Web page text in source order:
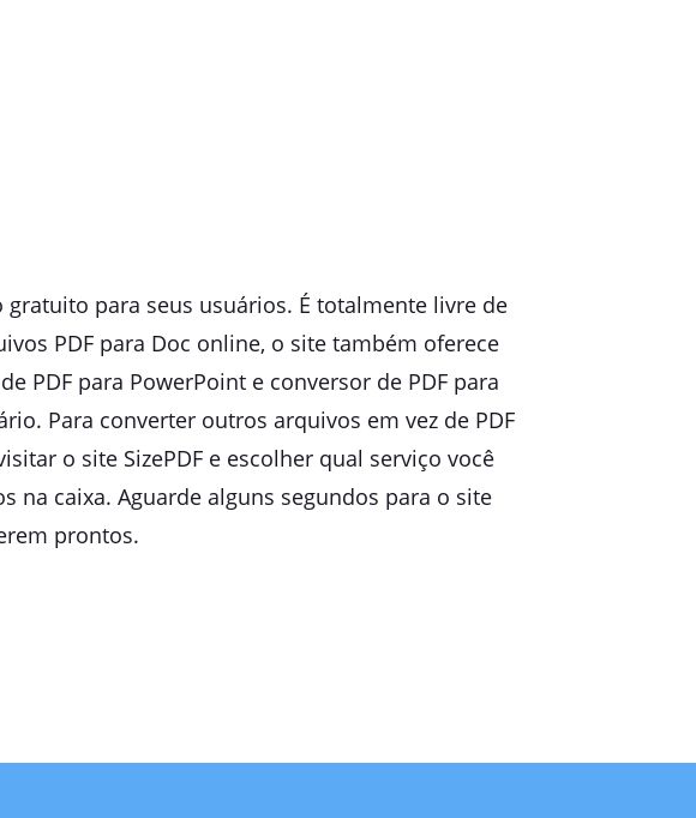
para seus usuários. É totalmente livre de
PDF para Doc online, o site também oferece
PDF para PowerPoint e conversor de PDF para
Para converter outros arquivos em vez de PDF
o site SizePDF e escolher qual serviço você
na caixa. Aguarde alguns segundos para o site
prontos.